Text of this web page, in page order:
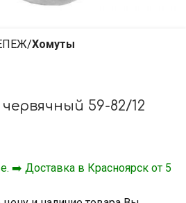
Хомуты
59-82/12
➡️ Доставка в Красноярск от 5